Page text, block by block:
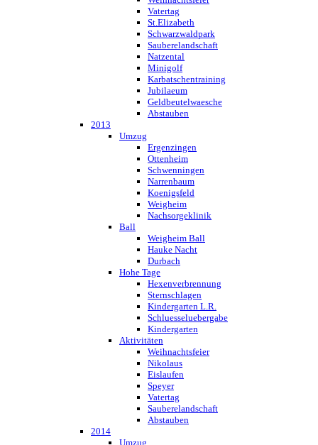
Vatertag
St.Elizabeth
Schwarzwaldpark
Sauberelandschaft
Natzental
Minigolf
Karbatschentraining
Jubilaeum
Geldbeutelwaesche
Abstauben
2013
Umzug
Ergenzingen
Ottenheim
Schwenningen
Narrenbaum
Koenigsfeld
Weigheim
Nachsorgeklinik
Ball
Weigheim Ball
Hauke Nacht
Durbach
Hohe Tage
Hexenverbrennung
Sternschlagen
Kindergarten L.R.
Schluesseluebergabe
Kindergarten
Aktivitäten
Weihnachtsfeier
Nikolaus
Eislaufen
Speyer
Vatertag
Sauberelandschaft
Abstauben
2014
Umzug